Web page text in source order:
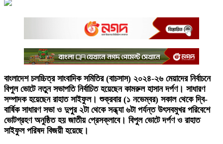
বাংলাদেশ চলচ্চিত্র সাংবাদিক সমিতির (বাচসাস) ২০২৪-২৬ মেয়াদের নির্বাচনে
বিপুল ভোটে নতুন সভাপতি নির্বাচিত হয়েছেন কামরুল হাসান দর্পণ। সাধারণ
সম্পাদক হয়েছেন রাহাত সাইফুল। শুক্রবার (১ নভেম্বর) সকাল থেকে দ্বি-
বার্ষিক সাধারণ সভা ও দুপুর ২টা থেকে সন্ধ্যা ৬টা পর্যন্ত উৎসবমুখর পরিবেশে
ভোটগ্রহণ অনুষ্ঠিত হয় জাতীয় প্রেসক্লাবে। বিপুল ভোটে দর্পণ ও রাহাত
সাইফুল পরিষদ বিজয়ী হয়েছে।